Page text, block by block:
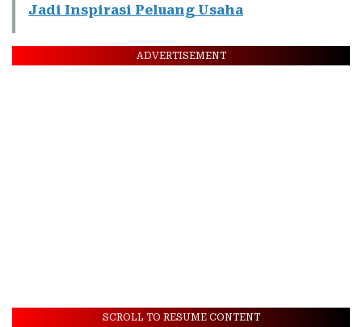
Jadi Inspirasi Peluang Usaha
ADVERTISEMENT
SCROLL TO RESUME CONTENT